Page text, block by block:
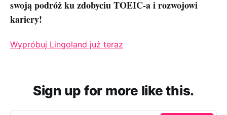
swoją podróż ku zdobyciu TOEIC-a i rozwojowi
kariery!
Wypróbuj Lingoland już teraz
Sign up for more like this.